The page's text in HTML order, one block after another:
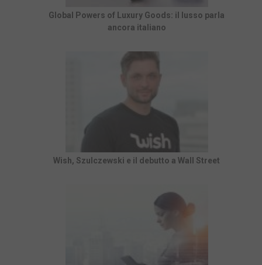
Global Powers of Luxury Goods: il lusso parla
ancora italiano
Wish, Szulczewski e il debutto a Wall Street